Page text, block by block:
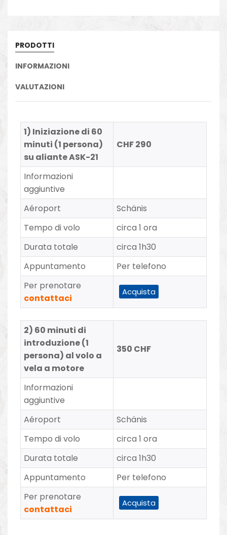
PRODOTTI
INFORMAZIONI
VALUTAZIONI
1) Iniziazione di 60
minuti (1 persona)
su aliante ASK-21
CHF 290
Informazioni
aggiuntive
Aéroport
Schänis
Tempo di volo
circa 1 ora
Durata totale
circa 1h30
Appuntamento
Per telefono
Per prenotare
contattaci
Acquista
2) 60 minuti di
introduzione (1
persona) al volo a
vela a motore
350 CHF
Informazioni
aggiuntive
Aéroport
Schänis
Tempo di volo
circa 1 ora
Durata totale
circa 1h30
Appuntamento
Per telefono
Per prenotare
contattaci
Acquista